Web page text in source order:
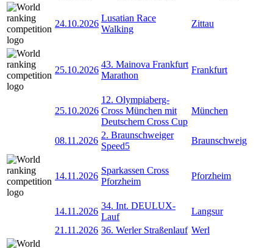
24.10.2026
Lusatian Race
Walking
Zittau
25.10.2026
43. Mainova Frankfurt
Marathon
Frankfurt
25.10.2026
12. Olympiaberg-
Cross München mit
Deutschem Cross Cup
München
08.11.2026
2. Braunschweiger
Speed5
Braunschweig
14.11.2026
Sparkassen Cross
Pforzheim
Pforzheim
14.11.2026
34. Int. DEULUX-
Lauf
Langsur
21.11.2026 36. Werler Straßenlauf Werl